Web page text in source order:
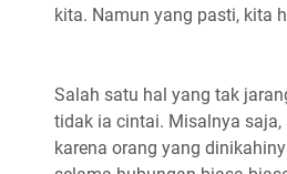
kita. Namun yang pasti, kita
Salah satu hal yang tak
tidak ia cintai. Misalnya saja,
karena orang yang